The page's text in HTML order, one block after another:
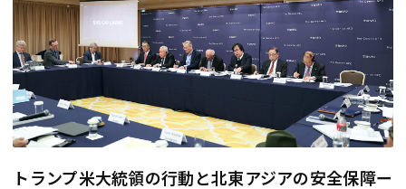
トランプ米大統領の行動と北東アジアの安全保障ー